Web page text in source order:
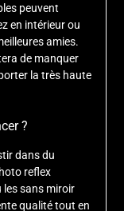
peuvent
en intérieur ou
amies.
de manquer
la très haute
?
dans du
reflex
les sans miroir
qualité tout en